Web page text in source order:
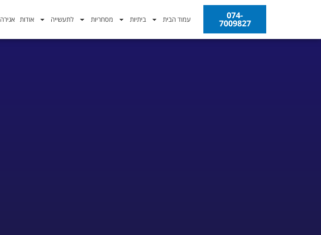
074-
7009827 עמוד הבית ביתיות מסחריות לתעשייה אודות אגירה